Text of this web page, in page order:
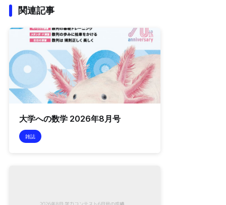
関連記事
大学への数学 2026年8月号
雑誌